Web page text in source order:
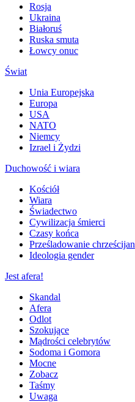
Rosja
Ukraina
Białoruś
Ruska smuta
Łowcy onuc
Świat
Unia Europejska
Europa
USA
NATO
Niemcy
Izrael i Żydzi
Duchowość i wiara
Kościół
Wiara
Świadectwo
Cywilizacja śmierci
Czasy końca
Prześladowanie chrześcijan
Ideologia gender
Jest afera!
Skandal
Afera
Odlot
Szokujące
Mądrości celebrytów
Sodoma i Gomora
Mocne
Zobacz
Taśmy
Uwaga